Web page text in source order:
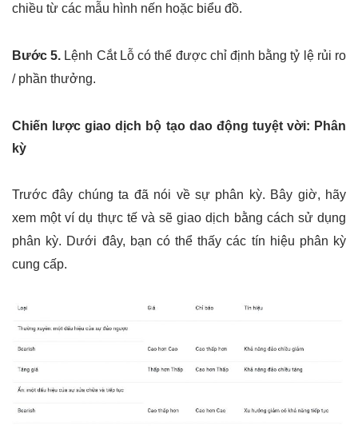
chiều từ các mẫu hình nến hoặc biểu đồ.
Bước 5. Lệnh Cắt Lỗ có thể được chỉ định bằng tỷ lệ rủi ro
/ phần thưởng.
Chiến lược giao dịch bộ tạo dao động tuyệt vời: Phân
kỳ
Trước đây chúng ta đã nói về sự phân kỳ. Bây giờ, hãy
xem một ví dụ thực tế và sẽ giao dịch bằng cách sử dụng
phân kỳ. Dưới đây, bạn có thể thấy các tín hiệu phân kỳ
cung cấp.